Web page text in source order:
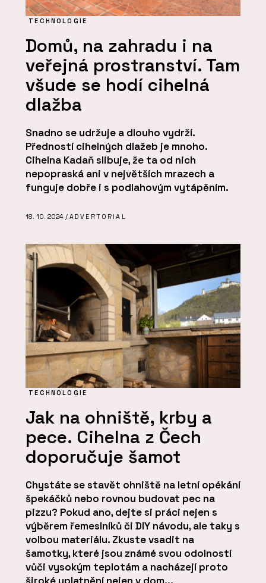
TECHNOLOGIE
Domů, na zahradu i na
veřejná prostranství. Tam
všude se hodí cihelná
dlažba
Snadno se udržuje a dlouho vydrží.
Předností cihelných dlažeb je mnoho.
Cihelna Kadaň slibuje, že ta od nich
nepopraská ani v největších mrazech a
funguje dobře i s podlahovým vytápěním.
18. 10. 2024 / ADVERTORIAL
TECHNOLOGIE
Jak na ohniště, krby a
pece. Cihelna z Čech
doporučuje šamot
Chystáte se stavět ohniště na letní opékání
špekáčků nebo rovnou budovat pec na
pizzu? Pokud ano, dejte si práci nejen s
výběrem řemeslníků či DIY návodu, ale taky s
volbou materiálu. Zkuste vsadit na
šamotky, které jsou známé svou odolností
vůči vysokým teplotám a nacházejí proto